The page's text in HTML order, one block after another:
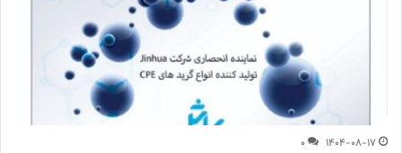
1404-08-17
0